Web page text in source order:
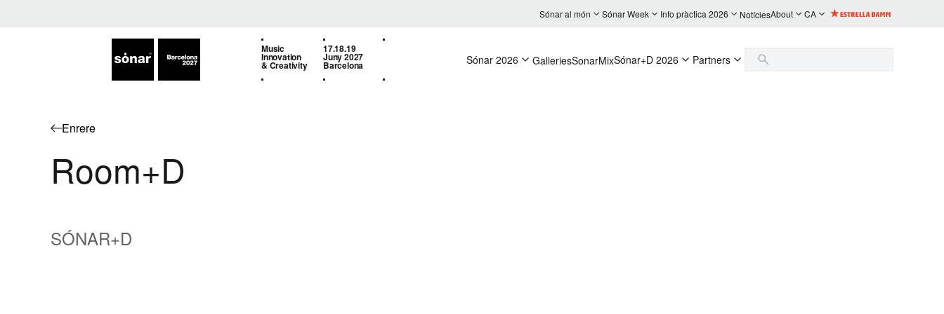
Sónar al món Sónar Week Info pràctica 2026 NotíciesAbout CA
Music
Innovation
& Creativity
17.18.19
Juny 2027
Barcelona Sónar 2026 GalleriesSonarMixSónar+D 2026 Partners
Enrere
Room+D
SÓNAR+D